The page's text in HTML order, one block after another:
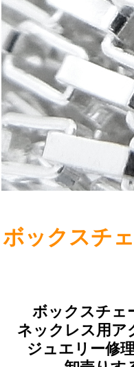
ボックスチ
ボックスチェ
ネックレス用ア
ジュエリー修